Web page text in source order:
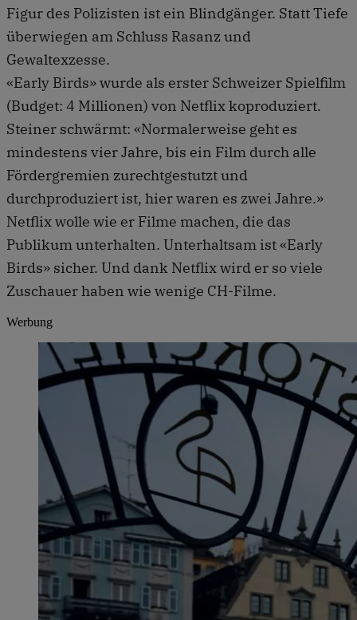
Figur des Polizisten ist ein Blindgänger. Statt Tiefe
überwiegen am Schluss Rasanz und
Gewaltexzesse.
«Early Birds» wurde als erster Schweizer Spielfilm
(Budget: 4 Millionen) von Netflix koproduziert.
Steiner schwärmt: «Normalerweise geht es
mindestens vier Jahre, bis ein Film durch alle
Fördergremien zurechtgestutzt und
durchproduziert ist, hier waren es zwei Jahre.»
Netflix wolle wie er Filme machen, die das
Publikum unterhalten. Unterhaltsam ist «Early
Birds» sicher. Und dank Netflix wird er so viele
Zuschauer haben wie wenige CH-Filme.
Werbung